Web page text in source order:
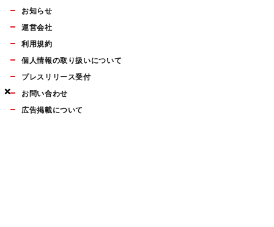
×
×
×
お知らせ
運営会社
利用規約
個人情報の取り扱いについて
プレスリリース受付
お問い合わせ
広告掲載について